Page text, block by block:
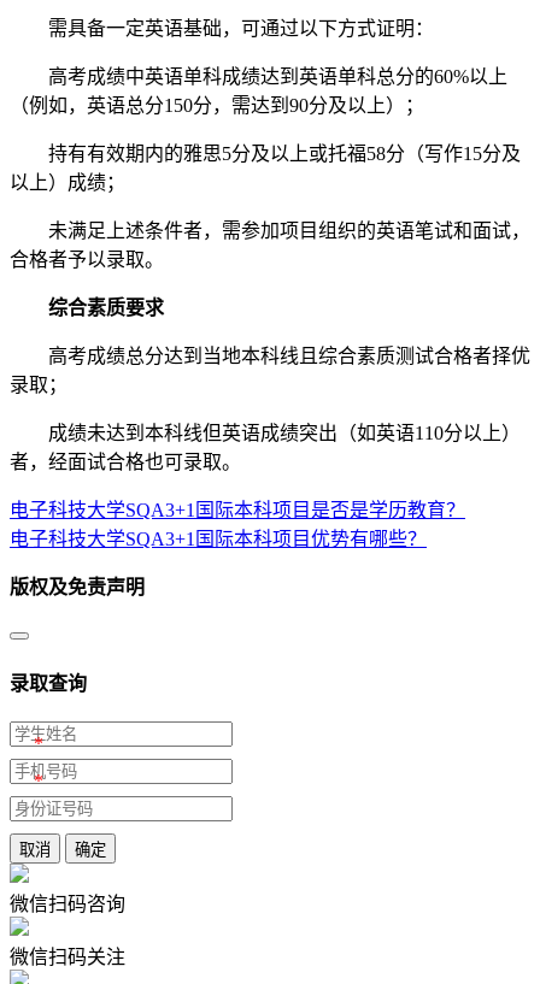
需具备一定英语基础，可通过以下方式证明：
高考成绩中英语单科成绩达到英语单科总分的60%以上
（例如，英语总分150分，需达到90分及以上）；
持有有效期内的雅思5分及以上或托福58分（写作15分及
以上）成绩；
未满足上述条件者，需参加项目组织的英语笔试和面试，
合格者予以录取。
综合素质要求
高考成绩总分达到当地本科线且综合素质测试合格者择优
录取；
成绩未达到本科线但英语成绩突出（如英语110分以上）
者，经面试合格也可录取。
电子科技大学SQA3+1国际本科项目是否是学历教育？
电子科技大学SQA3+1国际本科项目优势有哪些？
版权及免责声明
录取查询
*
*
取消 确定
微信扫码咨询
微信扫码关注